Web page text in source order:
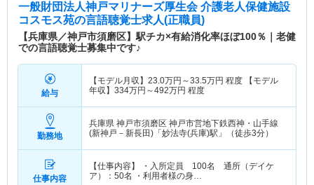
一般財団法人神戸マリナーズ厚生会 介護老人保健施設
コスモス苑の言語聴覚士求人(正職員)
【兵庫県／神戸市須磨区】駅チカ×有給消化率ほぼ100％｜老健
での言語聴覚士募集中です♪
給与
【モデル月収】 23.0万円～33.5万円 程度 【モデル
年収】 334万円～492万円 程度
勤務地
兵庫県 神戸市須磨区 神戸市営地下鉄西神・山手線
(新神戸－新長田)「妙法寺(兵庫)駅」（徒歩3分）
仕事内容
【仕事内容】 ・入所定員 100名 通所（デイケ
ア）：50名 ・利用者様の身…